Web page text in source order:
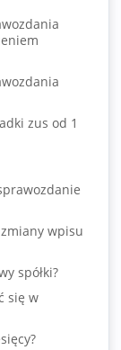
zus od 1
wpisu
spółki?
się w